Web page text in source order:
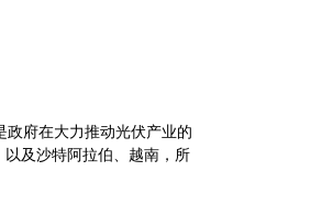
政府在大力推动光伏产业的
及沙特阿拉伯、越南，所